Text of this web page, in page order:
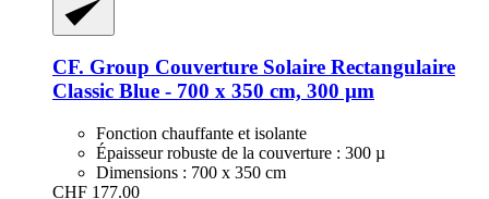
CF. Group Couverture Solaire Rectangulaire
Classic Blue -​ 700 x 350 cm, 300 µm
Fonction chauffante et isolante
Épaisseur robuste de la couverture : 300 µ
Dimensions : 700 x 350 cm
CHF 177.00